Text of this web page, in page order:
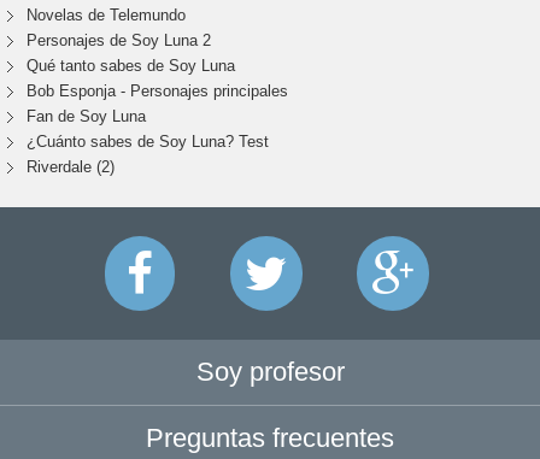
Novelas de Telemundo
Personajes de Soy Luna 2
Qué tanto sabes de Soy Luna
Bob Esponja - Personajes principales
Fan de Soy Luna
¿Cuánto sabes de Soy Luna? Test
Riverdale (2)
Soy profesor
Preguntas frecuentes